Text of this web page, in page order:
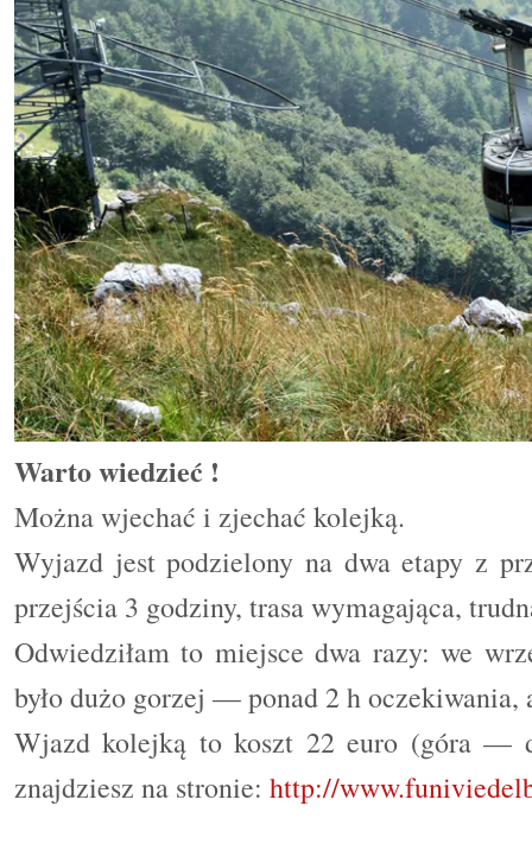
Warto wiedzieć !
Można wjechać i zjechać kolejką.
Wyjazd jest podzielony na dwa etapy z
przejścia 3 godziny, trasa wymagająca,
Odwiedziłam to miejsce dwa razy: we
było dużo gorzej — ponad 2 h oczekiwania,
Wjazd kolejką to koszt 22 euro (góra —
znajdziesz na stronie: http://